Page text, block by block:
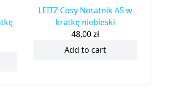
LEITZ Cosy Notatnik A5 w
kratkę niebieski
48,00zł
Add to cart